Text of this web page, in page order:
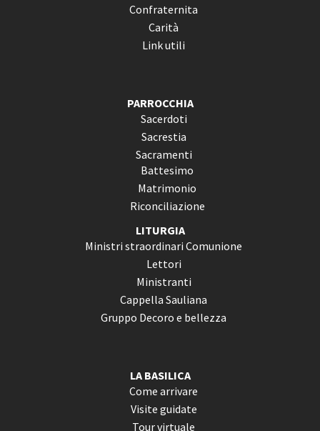
Confraternita
Carità
Link utili
PARROCCHIA
Sacerdoti
Sacrestia
Sacramenti
Battesimo
Matrimonio
Riconciliazione
LITURGIA
Ministri straordinari Comunione
Lettori
Ministranti
Cappella Sauliana
Gruppo Decoro e bellezza
LA BASILICA
Come arrivare
Visite guidate
Tour virtuale